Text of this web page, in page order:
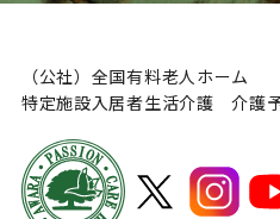
（公社）全国有料老人ホーム
特定施設入居者生活介護 介護